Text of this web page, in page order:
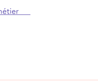
métier